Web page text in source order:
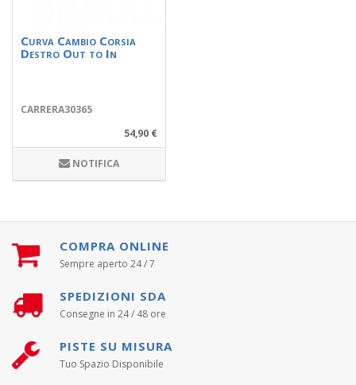
Curva Cambio Corsia
Destro Out to In
CARRERA30365
54,90 €
NOTIFICA
COMPRA ONLINE
Sempre aperto 24 / 7
SPEDIZIONI SDA
Consegne in 24 / 48 ore
PISTE SU MISURA
Tuo Spazio Disponibile